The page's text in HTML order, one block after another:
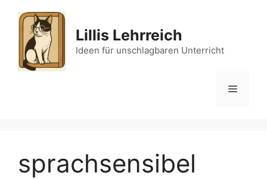
content
Lillis Lehrreich
Ideen für unschlagbaren Unterricht
Menu
sprachsensibel